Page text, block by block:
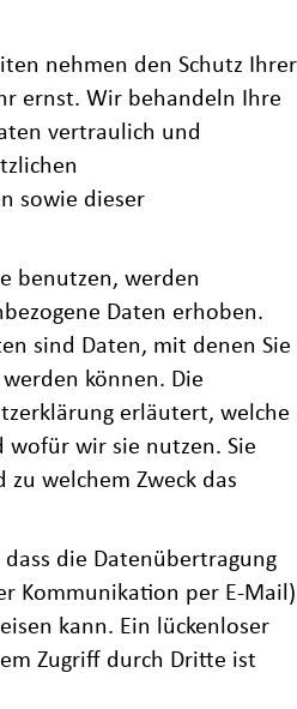
nehmen den Schutz Ihrer
ernst. Wir behandeln Ihre
vertraulich und
sowie dieser
benutzen, werden
Daten erhoben.
sind Daten, mit denen Sie
können. Die
erläutert, welche
wir sie nutzen. Sie
welchem Zweck das
die Datenübertragung
Kommunikation per E-Mail)
kann. Ein lückenloser
Zugriff durch Dritte ist